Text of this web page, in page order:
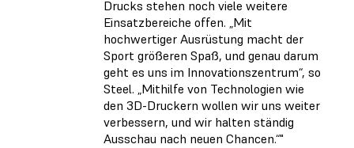
Drucks stehen noch viele weitere
Einsatzbereiche offen. „Mit
hochwertiger Ausrüstung macht der
Sport größeren Spaß, und genau darum
geht es uns im Innovationszentrum“, so
Steel. „Mithilfe von Technologien wie
den 3D-Druckern wollen wir uns weiter
verbessern, und wir halten ständig
Ausschau nach neuen Chancen.“"